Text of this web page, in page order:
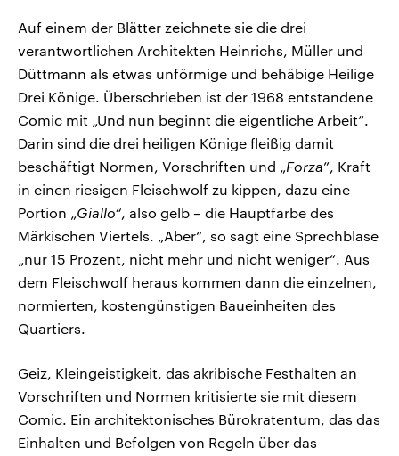
Auf einem der Blätter zeichnete sie die drei
verantwortlichen Architekten Heinrichs, Müller und
Düttmann als etwas unförmige und behäbige Heilige
Drei Könige. Überschrieben ist der 1968 entstandene
Comic mit „Und nun beginnt die eigentliche Arbeit“.
Darin sind die drei heiligen Könige fleißig damit
beschäftigt Normen, Vorschriften und „Forza”, Kraft
in einen riesigen Fleischwolf zu kippen, dazu eine
Portion „Giallo“, also gelb – die Hauptfarbe des
Märkischen Viertels. „Aber“, so sagt eine Sprechblase
„nur 15 Prozent, nicht mehr und nicht weniger“. Aus
dem Fleischwolf heraus kommen dann die einzelnen,
normierten, kostengünstigen Baueinheiten des
Quartiers.
Geiz, Kleingeistigkeit, das akribische Festhalten an
Vorschriften und Normen kritisierte sie mit diesem
Comic. Ein architektonisches Bürokratentum, das das
Einhalten und Befolgen von Regeln über das